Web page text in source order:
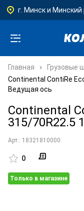
г. Минск и Минский
Главная Грузовые
Continental ContiRe
Ведущая ось
Continental
315/70R22.5
Арт.: 18321810000
0
Только в магазине